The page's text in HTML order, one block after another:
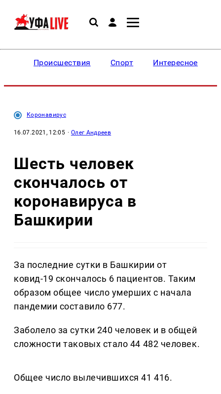
Происшествия Спорт Интересное
Коронавирус
16.07.2021, 12:05 · Олег Андреев
Шесть человек
скончалось от
коронавируса в
Башкирии
За последние сутки в Башкирии от
ковид-19 скончалось 6 пациентов. Таким
образом общее число умерших с начала
пандемии составило 677.
Заболело за сутки 240 человек и в общей
сложности таковых стало 44 482 человек.
Общее число вылечившихся 41 416.